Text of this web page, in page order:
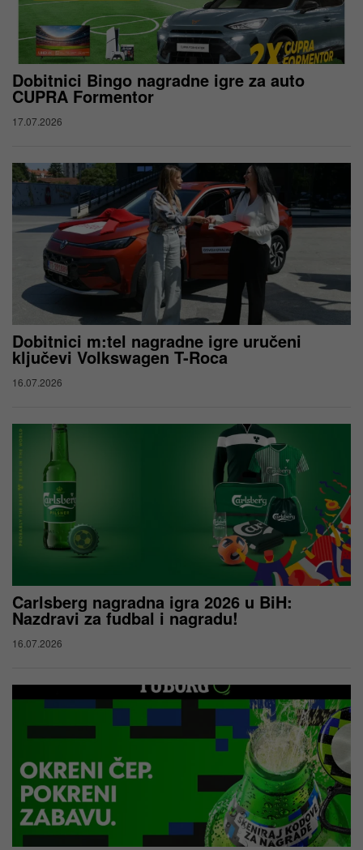
Dobitnici Bingo nagradne igre za auto
CUPRA Formentor
17.07.2026
Dobitnici m:tel nagradne igre uručeni
ključevi Volkswagen T-Roca
16.07.2026
Carlsberg nagradna igra 2026 u BiH:
Nazdravi za fudbal i nagradu!
16.07.2026